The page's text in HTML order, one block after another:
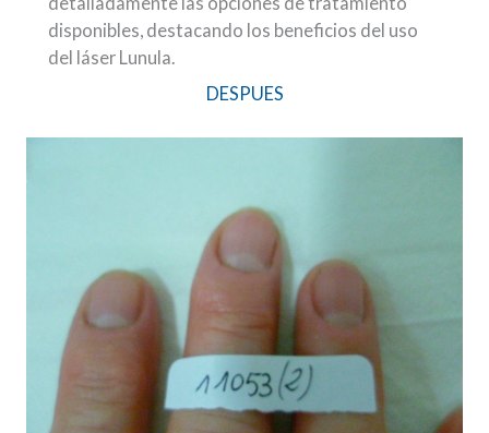
disponibles, destacando los beneficios del uso
del láser Lunula.
DESPUES